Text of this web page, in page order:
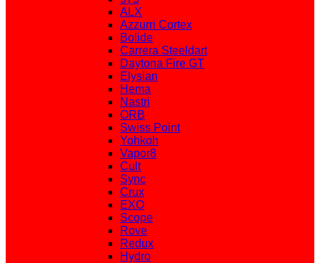
ALX
Azzurri Cortex
Bolide
Carrera Steeldart
Daytona Fire GT
Elysian
Hema
Nastri
ORB
Swiss Point
Yohkoh
Vapor8
Cult
Sync
Crux
EXO
Scope
Rove
Redux
Hydro